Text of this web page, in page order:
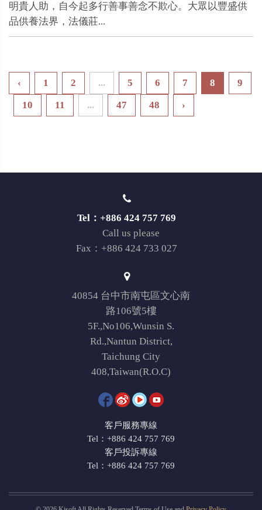
明貴人助，自今起多行善事善念不欺心。大眾以豐盛供
品供養法界，法儀莊...
‹ 1 2 ... 5 6 7 8
9
10
11 ... 47 48 ›
Tel：+886 424 757 769
Call us please
Fax：+886 424 733 027
40854 台中市南屯區文心南
路106號5樓
5F.,No106,Wunsin S.
Rd.,Nantun District,
Taichung City
408,Taiwan(R.O.C)
客戶服務專線
Tel：+886 424 757 769
客戶投訴專線
Tel：+886 424 757 769